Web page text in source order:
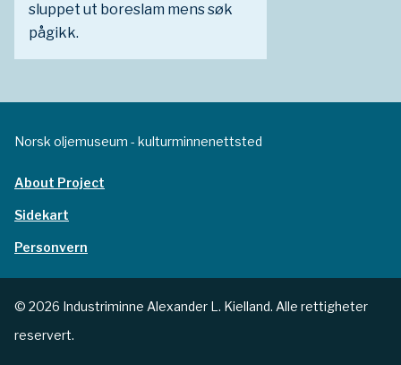
sluppet ut boreslam mens søk
pågikk.
Norsk oljemuseum - kulturminnenettsted
About Project
Sidekart
Personvern
© 2026 Industriminne Alexander L. Kielland. Alle rettigheter
reservert.